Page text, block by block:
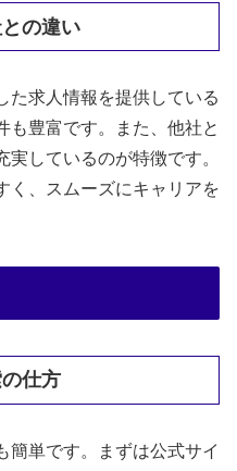
の違い
た求人情報を提供している
も豊富です。また、他社と
しているのが特徴です。
く、スムーズにキャリアを
仕方
簡単です。まずは公式サイ